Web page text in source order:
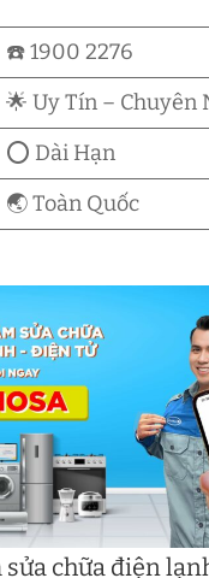
☎️ 1900 2276
🌟 Uy Tín – Chuyên
⭕ Dài Hạn
🌏 Toàn Quốc
chữa điện